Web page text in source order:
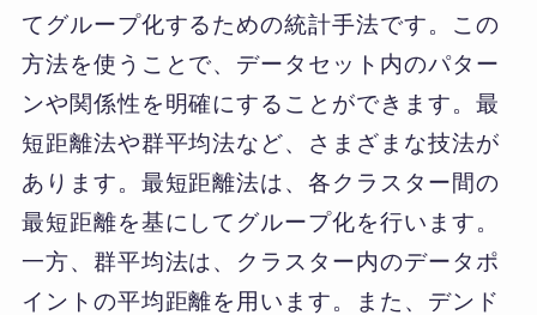
てグループ化するための統計手法です。この
方法を使うことで、データセット内のパター
ンや関係性を明確にすることができます。最
短距離法や群平均法など、さまざまな技法が
あります。最短距離法は、各クラスター間の
最短距離を基にしてグループ化を行います。
一方、群平均法は、クラスター内のデータポ
イントの平均距離を用います。また、デンド